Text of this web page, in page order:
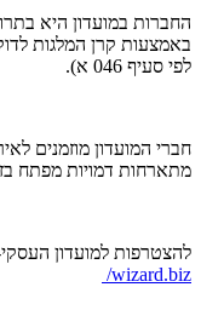
החברות במועדון היא
באמצעות קרן המלגות
לפי סעיף 046 א).
חברי המועדון מוזמנים
מתארחות דמויות מפתח
להצטרפות למועדון
wizard.biz/